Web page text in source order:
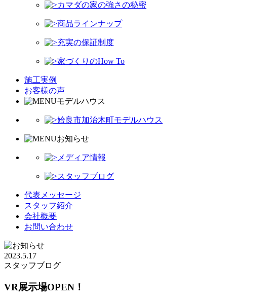
カマダの家の強さの秘密
商品ラインナップ
充実の保証制度
家づくりのHow To
施工実例
お客様の声
モデルハウス
姶良市加治木町モデルハウス
お知らせ
メディア情報
スタッフブログ
代表メッセージ
スタッフ紹介
会社概要
お問い合わせ
2023.5.17
スタッフブログ
VR展示場OPEN！